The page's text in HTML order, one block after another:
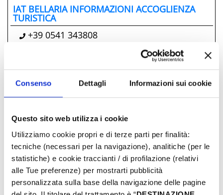
Consenso Dettagli Informazioni sui cookie
Questo sito web utilizza i cookie
Utilizziamo cookie propri e di terze parti per finalità:
tecniche (necessari per la navigazione), analitiche (per le
statistiche) e cookie traccianti / di profilazione (relativi
alle Tue preferenze) per mostrarti pubblicità
personalizzata sulla base della navigazione delle pagine
IAT BELLARIA INFORMAZIONI ACCOGLIENZA
TURISTICA
+39 0541 343808
iat@comune.bellaria-igea-marina.rn.it
Comune di Bellaria Igea Marina
schlägt auch vor
Fiesta! Musik & Essen
Bell'Italia
Die verzauberte Kutsche
Mitte August Musikalisches Feuerwerk
Onde di Vino